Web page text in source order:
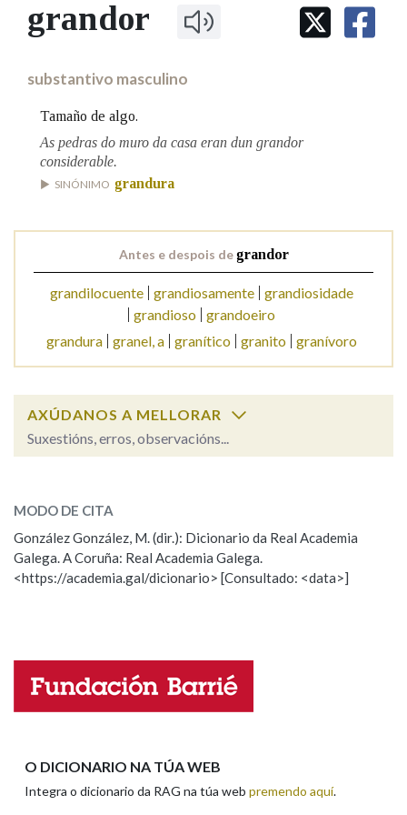
IDENTIDADE CORPORATIVA
MARCIAL DEL ADALID
FIGURAS HOMENAXEADAS
PORTAL DAS PALABRAS
Facebook
TwitterYoutubeInstagram
Bluesky
BUSCAR NOS LEMAS
Na fraseoloxía
OUTRAS OPCIÓNS DE BUSCA
Marcas gramaticais
grandor
substantivo masculino
Tamaño de algo.
As pedras do muro da casa eran dun grandor
considerable.
SINÓNIMO grandura
Antes e despois degrandor
grandilocuente grandiosamente
grandiosidade
grandioso
grandoeiro
grandura
granel, a granítico granito granívoro
AXÚDANOS A MELLORAR
Suxestións, erros, observacións...
ESCOLLE UNHA OPCIÓN:
Observación Hai un erro na palabra
Propoño mellorar a definición
Nome
MODO DE CITA
González González, M. (dir.): Dicionario da Real Academia
Galega. A Coruña: Real Academia Galega.
<https://academia.gal/dicionario> [Consultado: <data>]
O DICIONARIO NA TÚA WEB
Integra o dicionario da RAG na túa web premendo aquí.